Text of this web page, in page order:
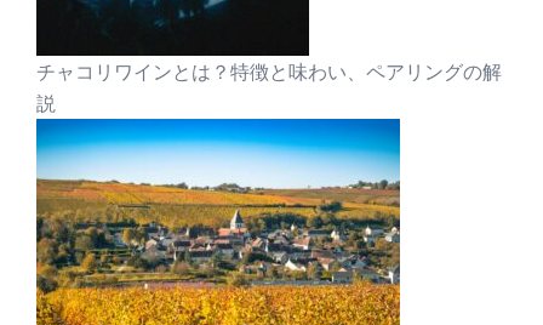
チャコリワインとは？特徴と味わい、ペアリングの解
説